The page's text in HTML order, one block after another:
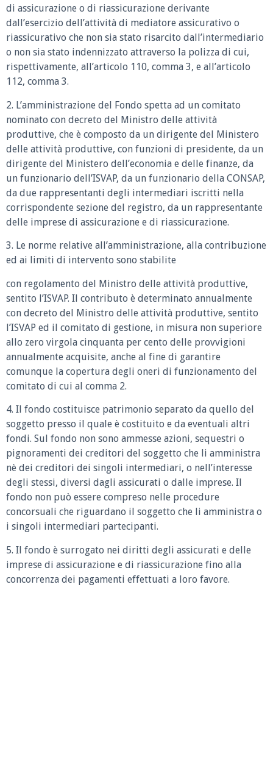
di assicurazione o di riassicurazione derivante
dall’esercizio dell’attività di mediatore assicurativo o
riassicurativo che non sia stato risarcito dall’intermediario
o non sia stato indennizzato attraverso la polizza di cui,
rispettivamente, all’articolo 110, comma 3, e all’articolo
112, comma 3.
2. L’amministrazione del Fondo spetta ad un comitato
nominato con decreto del Ministro delle attività
produttive, che è composto da un dirigente del Ministero
delle attività produttive, con funzioni di presidente, da un
dirigente del Ministero dell’economia e delle finanze, da
un funzionario dell’ISVAP, da un funzionario della CONSAP,
da due rappresentanti degli intermediari iscritti nella
corrispondente sezione del registro, da un rappresentante
delle imprese di assicurazione e di riassicurazione.
3. Le norme relative all’amministrazione, alla contribuzione
ed ai limiti di intervento sono stabilite
con regolamento del Ministro delle attività produttive,
sentito l’ISVAP. Il contributo è determinato annualmente
con decreto del Ministro delle attività produttive, sentito
l’ISVAP ed il comitato di gestione, in misura non superiore
allo zero virgola cinquanta per cento delle provvigioni
annualmente acquisite, anche al fine di garantire
comunque la copertura degli oneri di funzionamento del
comitato di cui al comma 2.
4. Il fondo costituisce patrimonio separato da quello del
soggetto presso il quale è costituito e da eventuali altri
fondi. Sul fondo non sono ammesse azioni, sequestri o
pignoramenti dei creditori del soggetto che li amministra
nè dei creditori dei singoli intermediari, o nell’interesse
degli stessi, diversi dagli assicurati o dalle imprese. Il
fondo non può essere compreso nelle procedure
concorsuali che riguardano il soggetto che li amministra o
i singoli intermediari partecipanti.
5. Il fondo è surrogato nei diritti degli assicurati e delle
imprese di assicurazione e di riassicurazione fino alla
concorrenza dei pagamenti effettuati a loro favore.